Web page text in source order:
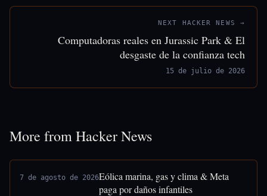
NEXT HACKER NEWS →
Computadoras reales en Jurassic Park & El
desgaste de la confianza tech
15 de julio de 2026
More from Hacker News
7 de agosto de 2026Eólica marina, gas y clima & Meta
paga por daños infantiles